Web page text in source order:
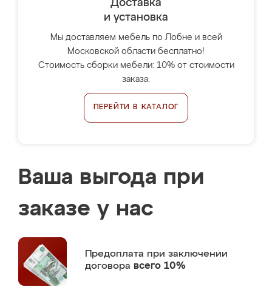
Доставка
и установка
Мы доставляем мебель по Лобне и всей
Московской области бесплатно!
Стоимость сборки мебели: 10% от стоимости
заказа.
ПЕРЕЙТИ В КАТАЛОГ
Ваша выгода при
заказе у нас
Предоплата при заключении
договора всего 10%